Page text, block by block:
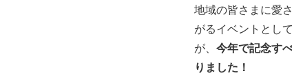
地域の皆さまに愛
がるイベントとし
が、 今年で記念す
りました！